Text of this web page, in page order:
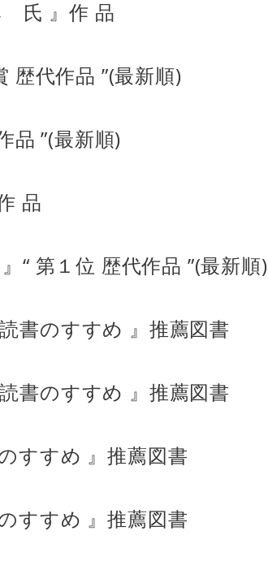
氏 』作 品
歴代作品 ”(最新順)
品 ”(最新順)
品
“ 第１位 歴代作品 ”(最新順)
書のすすめ 』推薦図書
書のすすめ 』推薦図書
すすめ 』推薦図書
すすめ 』推薦図書